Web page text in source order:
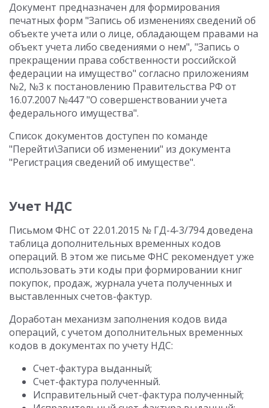
Документ предназначен для формирования
печатных форм "Запись об изменениях сведений об
объекте учета или о лице, обладающем правами на
объект учета либо сведениями о нем", "Запись о
прекращении права собственности российской
федерации на имущество" согласно приложениям
№2, №3 к постановлению Правительства РФ от
16.07.2007 №447 "О совершенствовании учета
федерального имущества".
Список документов доступен по команде
"Перейти\Записи об изменении" из документа
"Регистрация сведений об имуществе".
Учет НДС
Письмом ФНС от 22.01.2015 № ГД-4-3/794 доведена
таблица дополнительных временных кодов
операций. В этом же письме ФНС рекомендует уже
использовать эти коды при формировании книг
покупок, продаж, журнала учета полученных и
выставленных счетов-фактур.
Доработан механизм заполнения кодов вида
операций, с учетом дополнительных временных
кодов в документах по учету НДС:
Счет-фактура выданный;
Счет-фактура полученный.
Исправительный счет-фактура полученный;